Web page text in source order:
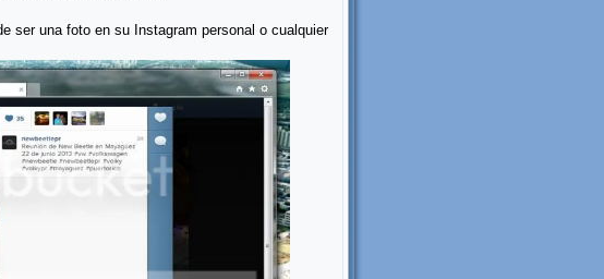
ser una foto en su Instagram personal o cualquier